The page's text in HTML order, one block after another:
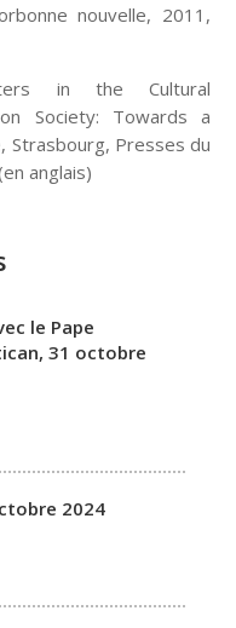
nouvelle, 2011,
in the Cultural
Society: Towards a
Strasbourg, Presses du
anglais)
le Pape
31 octobre
2024